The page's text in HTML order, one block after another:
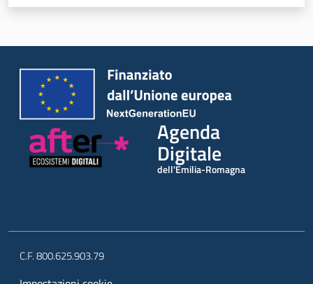
Strategia
Progetti
Dati del territorio
Governance locale Agenda
Digitale
dell'Emilia-Romagna
C.F. 800.625.903.79